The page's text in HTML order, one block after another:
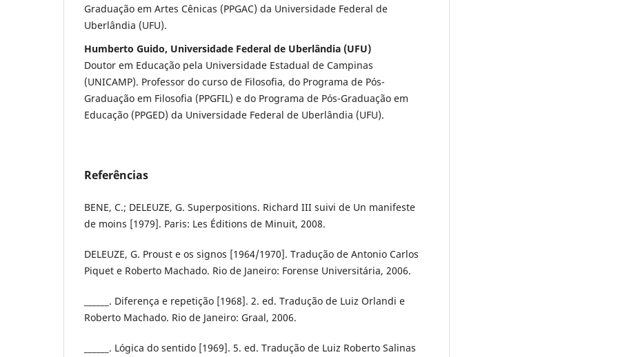
Graduação em Artes Cênicas (PPGAC) da Universidade Federal de
Uberlândia (UFU).
Humberto Guido, Universidade Federal de Uberlândia (UFU)
Doutor em Educação pela Universidade Estadual de Campinas
(UNICAMP). Professor do curso de Filosofia, do Programa de Pós-
Graduação em Filosofia (PPGFIL) e do Programa de Pós-Graduação em
Educação (PPGED) da Universidade Federal de Uberlândia (UFU).
Referências
BENE, C.; DELEUZE, G. Superpositions. Richard III suivi de Un manifeste
de moins [1979]. Paris: Les Éditions de Minuit, 2008.
DELEUZE, G. Proust e os signos [1964/1970]. Tradução de Antonio Carlos
Piquet e Roberto Machado. Rio de Janeiro: Forense Universitária, 2006.
______. Diferença e repetição [1968]. 2. ed. Tradução de Luiz Orlandi e
Roberto Machado. Rio de Janeiro: Graal, 2006.
______. Lógica do sentido [1969]. 5. ed. Tradução de Luiz Roberto Salinas